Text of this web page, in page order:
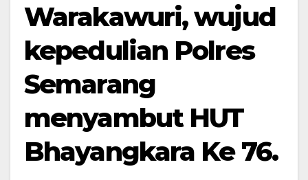
Warakawuri, wujud
kepedulian Polres
Semarang
menyambut HUT
Bhayangkara Ke 76.